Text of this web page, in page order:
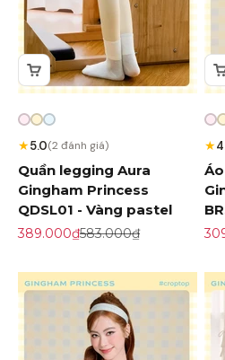
★5.0(2 đánh giá)
Quần legging Aura
Gingham Princess
QDSL01 - Vàng pastel
Giá khuyến mãi
389.000₫Giá gốc
583.000₫
★